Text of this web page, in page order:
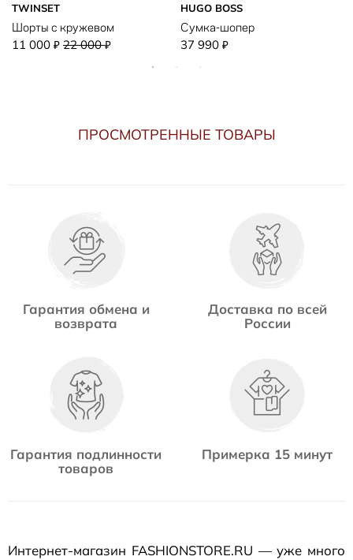
TWINSET
Шорты с кружевом
11 000 ₽ 22 000₽
HUGO BOSS
Сумка-шопер
37 990 ₽
ПРОСМОТРЕННЫЕ ТОВАРЫ
Гарантия обмена и
возврата
Доставка по всей
России
Гарантия подлинности
товаров
Примерка 15 минут
Интернет-магазин FASHIONSTORE.RU — уже много